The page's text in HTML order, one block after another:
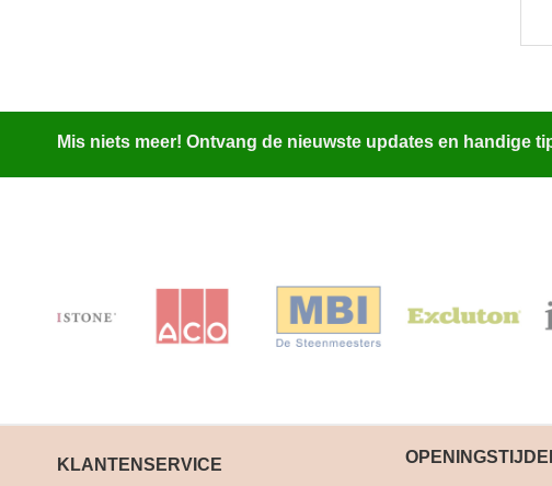
Mis niets meer! Ontvang de nieuwste updates en handige
KLANTENSERVICE